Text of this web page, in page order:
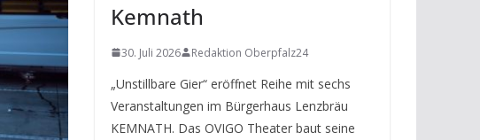
Kemnath
30. Juli 2026 Redaktion Oberpfalz24
„Unstillbare Gier“ eröffnet Reihe mit sechs
Veranstaltungen im Bürgerhaus Lenzbräu
KEMNATH. Das OVIGO Theater baut seine